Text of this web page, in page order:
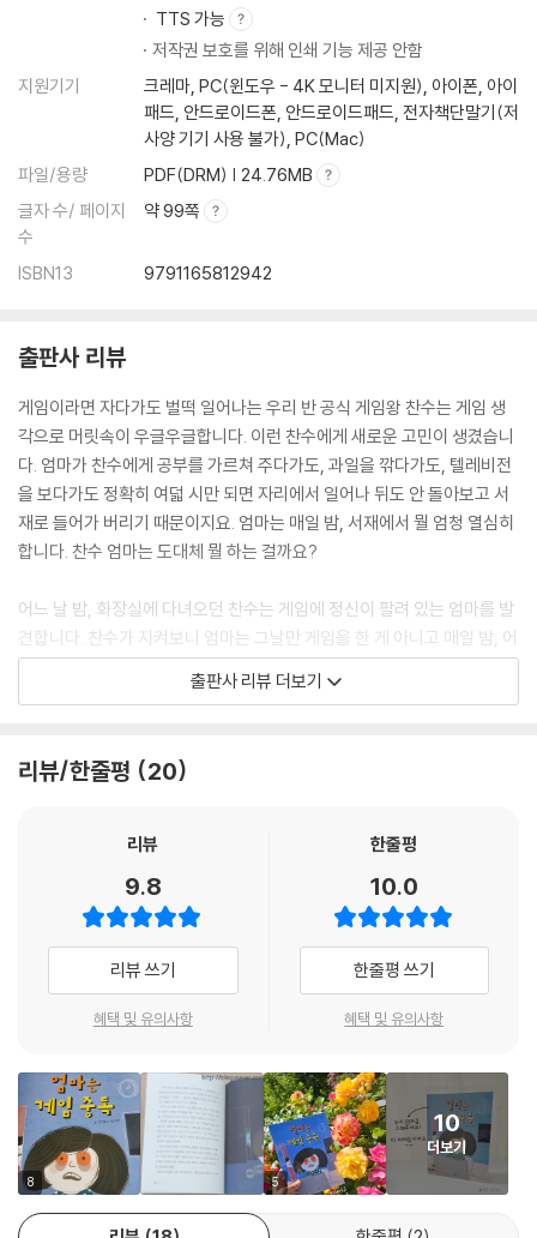
TTS 가능
저작권 보호를 위해 인쇄 기능 제공 안함
지원기기
크레마, PC(윈도우 - 4K 모니터 미지원), 아이폰, 아이
패드, 안드로이드폰, 안드로이드패드, 전자책단말기(저
사양 기기 사용 불가), PC(Mac)
파일/용량
PDF(DRM) | 24.76MB
글자 수/ 페이지
수
약 99쪽
ISBN13 9791165812942
출판사 리뷰
게임이라면 자다가도 벌떡 일어나는 우리 반 공식 게임왕 찬수는 게임 생
각으로 머릿속이 우글우글합니다. 이런 찬수에게 새로운 고민이 생겼습니
다. 엄마가 찬수에게 공부를 가르쳐 주다가도, 과일을 깎다가도, 텔레비전
을 보다가도 정확히 여덟 시만 되면 자리에서 일어나 뒤도 안 돌아보고 서
재로 들어가 버리기 때문이지요. 엄마는 매일 밤, 서재에서 뭘 엄청 열심히
합니다. 찬수 엄마는 도대체 뭘 하는 걸까요?
어느 날 밤, 화장실에 다녀오던 찬수는 게임에 정신이 팔려 있는 엄마를 발
견합니다. 찬수가 지켜보니 엄마는 그날만 게임을 한 게 아니고 매일 밤, 어
떤 땐 새벽까지도 게임을 하지 뭐예요? 그런데 엄마가 게임 중독이 된 시기
를 가만 생각해 보니, 아무래도 찬수가 엄마에게 게임을 알려 주면서부터
치에 들어가는데…….
코드명 제로: 엄마의 게임 중독을 막아라!
· 1단계 컴퓨터 모니터와 본체를 이어 주는 선 빼놓기
· 2단계 인터넷 선 자르기
· 3단계 컴퓨터 모니터를 감추기
찬수의 이 특별한 작전은 과연 성공할 수 있을까요?
작가의 통통 튀고 유쾌한 동화를 읽어 보세요. 어린이의 게임 중독을 다룬
책은 많지만 엄마의 게임 중독이라뇨! 지금까지 이런 책은 없었습니다. 새
로운 시각이 담긴 이 책을 읽다 보면 자연스럽게 올바른 행동과 습관을 배
울 수 있지요. 그뿐만 아니라 엄마를 걱정하는 찬수의 마음을 통해 가족 간
의 사랑과 이해, 존중을 다시금 생각해 보는 계기가 되어 줄 것입니다.
출판사 리뷰 더보기
리뷰/한줄평 20
리뷰
9.8
리뷰 쓰기
혜택 및 유의사항
한줄평
10.0
한줄평 쓰기
혜택 및 유의사항
8 5
10
더보기